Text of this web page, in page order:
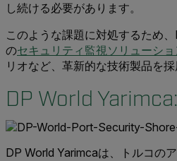
し続ける必要があります。
このような課題に対処するため
のセキュリティ監視ソリューショ
リオなど、革新的な技術製品を採
DP World
DP World Yarimcaは、トルコの